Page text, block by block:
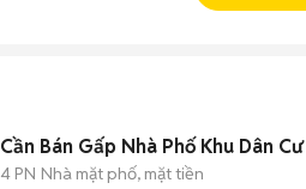
Cần Bán Gấp Nhà Phố Khu Dân
4 PN Nhà mặt phố, mặt tiền